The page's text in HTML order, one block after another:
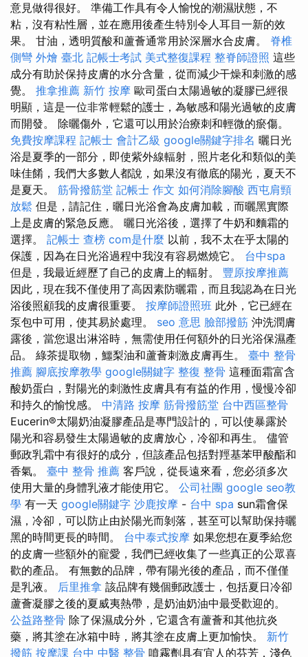
意見做得很好。 準備工作具有令人愉悅的潮濕狀態，不
粘，沒有粘性層，並在應用後產生特別令人耳目一新的效
果。 甘油，透明質酸和蘆薈通常用於深層水合皮膚。 脊椎
側彎 外燴 臺北 記帳士考試 美式整復課程 整脊師證照 這些
成分有助於保持皮膚的水分含量，從而減少干燥和刺激的感
覺。 推拿推薦 新竹 按摩 歐司蛋白太陽過敏的凝膠已經很
明顯，這是一位非常輕鬆的護士，為敏感和陽光過敏的皮膚
而開發。 除曬傷外，它還可以用於治療刺和輕微的瘀傷。
免費按摩課程 記帳士 會計乙級 google關鍵字排名 曬日光
浴是夏季的一部分，即使紫外線輻射，照片老化和類似的美
味佳餚，我們大多數人都說，如果沒有徹底的陽光，夏天不
是夏天。 筋骨撥筋堂 記帳士 作文 如何消除腳酸 西屯肩頸
放鬆 但是，請記住，曬日光浴會為皮膚加載，而曬黑實際
上是皮膚的緊急反應。 曬日光浴後，選擇了牛奶和麵霜的
選擇。 記帳士 查榜 com是什麼 以前，我不太在乎太陽的
保護，因為在日光浴過程中我沒有容易燃燒它。 台中spa
但是，我最近經歷了自己的皮膚上的輻射。 豐原按摩推薦
因此，現在我不僅使用了高因素防曬霜，而且我認為在日光
浴後照顧我的皮膚很重要。 按摩師證照班 此外，它已經在
泵包中可用，使其易於處理。 seo 意思 臉部撥筋 沖洗潤膚
露後，當您退出淋浴時，無需使用任何額外的日光浴保濕產
品。 綠茶提取物，鱷梨油和蘆薈刺激皮膚再生。 臺中 整骨
推薦 腳底按摩教學 google關鍵字 整復 整骨 這種面霜富含
酸奶蛋白，對陽光的刺激性皮膚具有有益的作用，慢慢冷卻
和持久的愉悅感。 中清路 按摩 筋骨撥筋堂 台中西區整骨
Eucerin®太陽奶油凝膠產品是專門設計的，可以使暴露於
陽光和容易發生太陽過敏的皮膚放心，冷卻和再生。 儘管
郵政乳霜中有很好的成分，但該產品包括對羥基苯甲酸酯和
香氣。 臺中 整骨 推薦 客戶說，從長遠來看，您必須多次
使用大量的身體乳液才能使用它。 公司社團 google seo教
學 有一天 google關鍵字 沙鹿按摩 - 台中 spa sun霜會保
濕，冷卻，可以防止由於陽光而剝落，甚至可以幫助保持曬
黑的時間更長的時間。 台中泰式按摩 如果您想在夏季給您
的皮膚一些額外的寵愛，我們已經收集了一些真正的公眾喜
歡的產品。 有無數的品牌，帶有陽光後的產品，而不僅僅
是乳液。 后里推拿 該品牌有幾個郵政護士，包括夏日冷卻
蘆薈凝膠之後的夏威夷熱帶，是奶油奶油中最受歡迎的。
公益路整骨 除了保濕成分外，它還含有蘆薈和其他抗炎
藥，將其塗在冰箱中時，將其塗在皮膚上更加愉快。 新竹
撥筋 按摩課 台中 中醫 整骨 噴霧劑具有宜人的芬芳，淺色